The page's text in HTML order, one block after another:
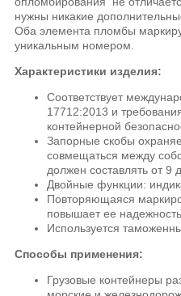
нужны никакие
Оба элемента пломбы
уникальным номером.
Характеристики изделия:
Соответствует
17712:2013 и
контейнерной
Запорные скобы
совмещаться между
должен составлять от 9
Двойные функции:
Повторяющаяся
повышает ее
Используется
Способы применения:
Грузовые контейнеры